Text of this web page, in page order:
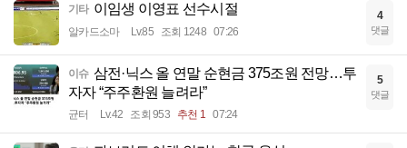
기타 이임생 이영표 선수시절
알카드소마 Lv.85 조회 1248 07:26
4
댓글
이슈 삼전·닉스 올 연말 순현금 375조원 전망…투
자자 “주주환원 늘려라”
균터 Lv.42 조회 953 추천 1 07:24
5
댓글